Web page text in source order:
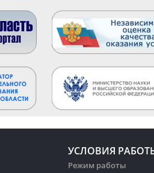
УСЛОВИЯ
Режим работы